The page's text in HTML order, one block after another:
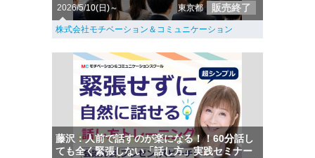
2026/5/10(日)～ 東京都 販売終了
株式会社モチベーション＆コミュニケーション
藤沢：人前で話すのが楽になる！！60分話し
ても全く緊張しない「話し方」実践セミナー